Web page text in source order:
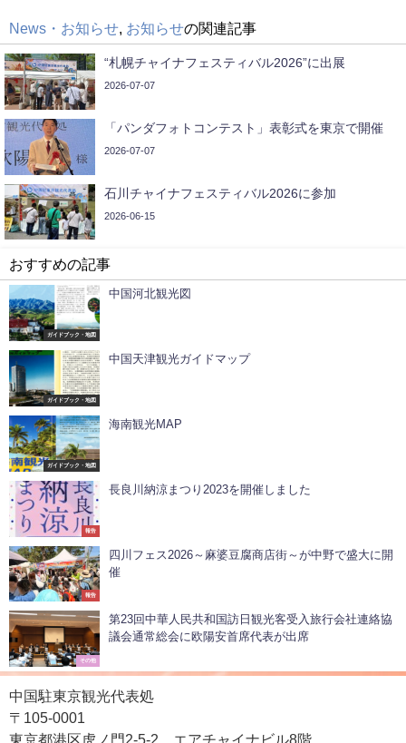
News・お知らせ お知らせの関連記事
“札幌チャイナフェスティバル2026”に出展
2026-07-07
「パンダフォトコンテスト」表彰式を東京で開催
2026-07-07
石川チャイナフェスティバル2026に参加
2026-06-15
おすすめの記事
ガイドブック・地図
中国河北観光図
ガイドブック・地図
中国天津観光ガイドマップ
ガイドブック・地図
海南観光MAP
報告
長良川納涼まつり2023を開催しました
報告
四川フェス2026～麻婆豆腐商店街～が中野で盛大に開
催
その他
第23回中華人民共和国訪日観光客受入旅行会社連絡協
議会通常総会に欧陽安首席代表が出席
中国駐東京観光代表処
〒105-0001
東京都港区虎ノ門2-5-2 エアチャイナビル8階